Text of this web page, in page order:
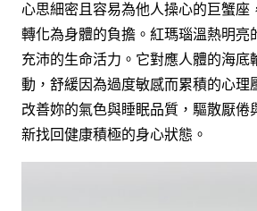
心思細密且容易為他人操心的巨蟹座
轉化為身體的負擔。紅瑪瑙溫熱明亮
充沛的生命活力。它對應人體的海底
動，舒緩因為過度敏感而累積的心理
改善妳的氣色與睡眠品質，驅散厭倦
新找回健康積極的身心狀態。